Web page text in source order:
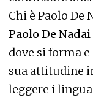
Chi è Paolo De
Paolo De
dove si forma
sua attitudine
leggere i